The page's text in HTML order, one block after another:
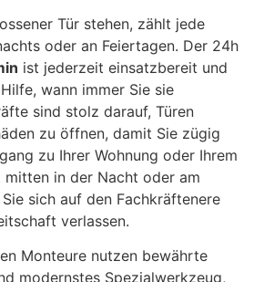
Tür stehen, zählt jede
oder an Feiertagen. Der 24h
ist jederzeit einsatzbereit und
wann immer Sie sie
sind stolz darauf, Türen
zu öffnen, damit Sie zügig
zu Ihrer Wohnung oder Ihrem
mitten in der Nacht oder am
sich auf den Fachkräftenere
verlassen.
Monteure nutzen bewährte
modernstes Spezialwerkzeug,